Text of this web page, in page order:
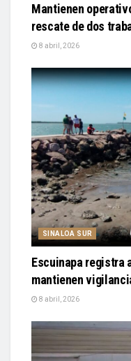
Mantienen
rescate de dos
8 abril, 2026
SINALOA SUR
Escuinapa registra
mantienen
8 abril, 2026